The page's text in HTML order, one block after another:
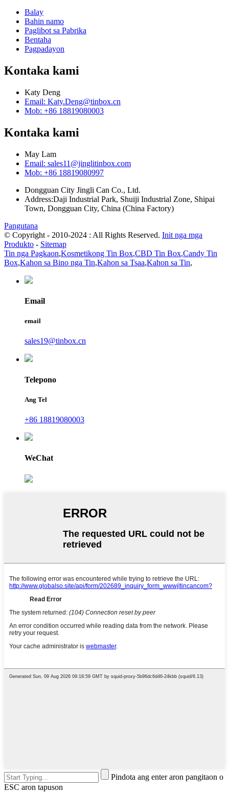
Balay
Bahin namo
Paglibot sa Pabrika
Bentaha
Pagpadayon
Kontaka kami
Katy Deng
Email: Katy.Deng@tinbox.cn
Mob: +86 18819080003
Kontaka kami
May Lam
Email: sales11@jinglitinbox.com
Mob: +86 18819080997
Dongguan City Jingli Can Co., Ltd.
Address:Daji Industrial Park, Shuiji Industrial Zone, Shipai
Town, Dongguan City, China (China Factory)
Pangutana
© Copyright - 2010-2024 : All Rights Reserved. Init nga mga
Produkto - Sitemap
Tin nga Pagkaon,Kosmetikong Tin Box,CBD Tin Box,Candy Tin
Box,Kahon sa Bino nga Tin,Kahon sa Tsaa,Kahon sa Tin,
Email
email
sales19@tinbox.cn
Telepono
Ang Tel
+86 18819080003
WeChat
Pindota ang enter aron pangitaon o
ESC aron tapuson